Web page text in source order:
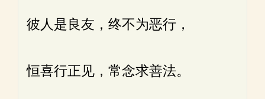
彼人是良友，终不为恶行，
恒喜行正见，常念求善法。